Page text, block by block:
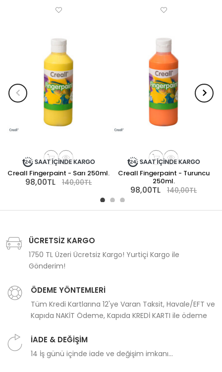
Creall Fingerpaint - Sarı 250ml.
98,00TL 140,00TL
Creall Fingerpaint - Turuncu
250ml.
98,00TL 140,00TL
ÜCRETSİZ KARGO
1750 TL Üzeri Ücretsiz Kargo! Yurtiçi Kargo ile
Gönderim!
ÖDEME YÖNTEMLERİ
Tüm Kredi Kartlarına 12'ye Varan Taksit, Havale/EFT ve
Kapıda NAKİT Ödeme, Kapıda KREDİ KARTI ile ödeme
İADE & DEĞİŞİM
14 İş günü içinde iade ve değişim imkanı...